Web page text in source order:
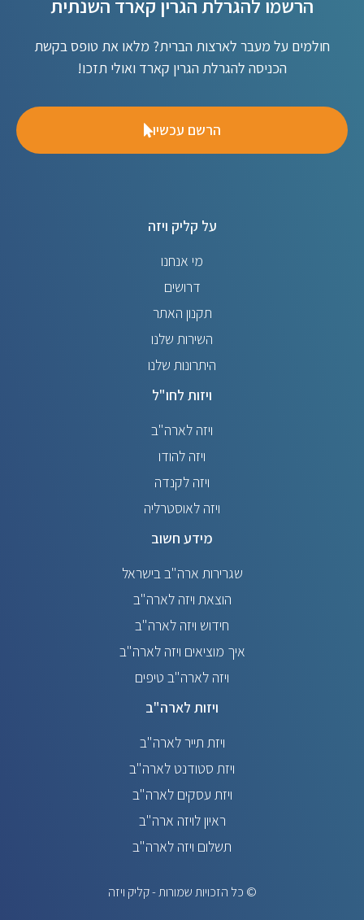
הרשמו להגרלת הגרין קארד השנתית
חולמים על מעבר לארצות הברית? מלאו את טופס בקשת
הכניסה להגרלת הגרין קארד ואולי תזכו!
הרשם עכשיו
על קליק ויזה
מי אנחנו
דרושים
תקנון האתר
השירות שלנו
היתרונות שלנו
ויזות לחו"ל
ויזה לארה"ב
ויזה להודו
ויזה לקנדה
ויזה לאוסטרליה
מידע חשוב
שגרירות ארה"ב בישראל
הוצאת ויזה לארה"ב
חידוש ויזה לארה"ב
איך מוציאים ויזה לארה"ב
ויזה לארה"ב טיפים
ויזות לארה"ב
ויזת תייר לארה"ב
ויזת סטודנט לארה"ב
ויזת עסקים לארה"ב
ראיון לויזה ארה"ב
תשלום ויזה לארה"ב
© כל הזכויות שמורות - קליק ויזה